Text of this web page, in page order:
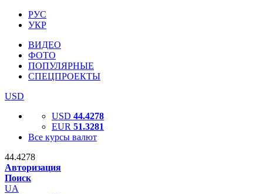
РУС
УКР
ВИДЕО
ФОТО
ПОПУЛЯРНЫЕ
СПЕЦПРОЕКТЫ
USD
USD 44.4278
EUR 51.3281
Все курсы валют
44.4278
Авторизация
Поиск
UA